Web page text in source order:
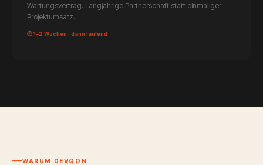
Wartungsvertrag. Langjährige Partnerschaft statt einmaliger
Projektumsatz.
⏱ 1–2 Wochen · dann laufend
WARUM DEVQON